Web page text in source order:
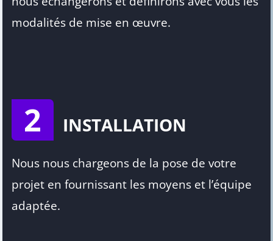
modalités de mise en œuvre.
2 INSTALLATION
Nous nous chargeons de la pose de votre
projet en fournissant les moyens et l’équipe
adaptée.